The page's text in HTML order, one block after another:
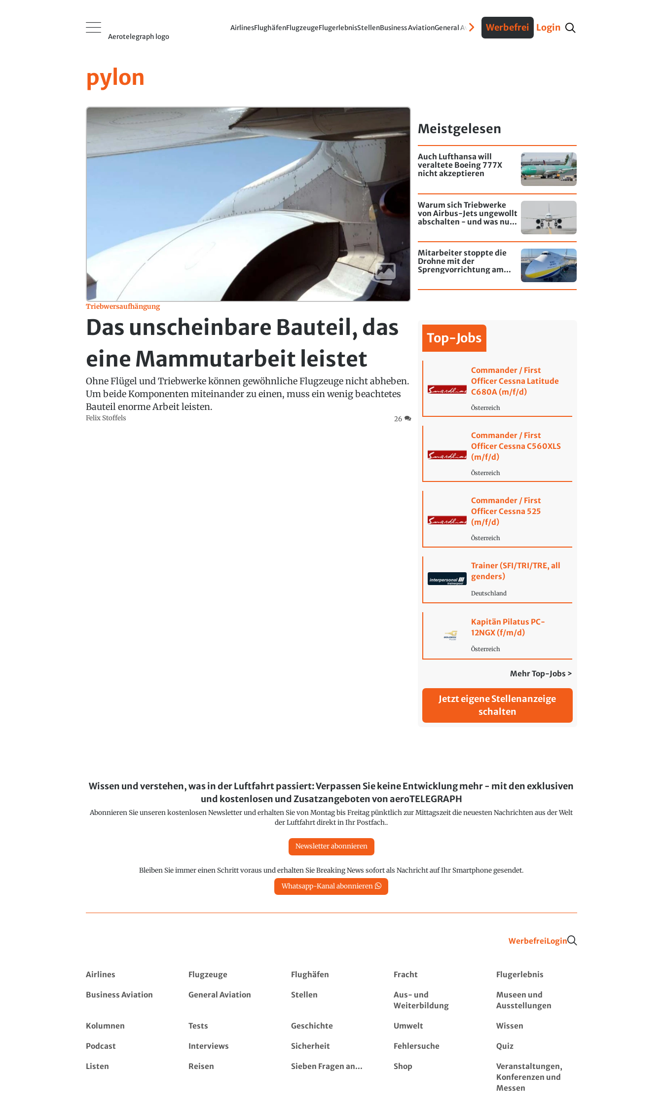
Aerotelegraph logo
AirlinesFlughäfenFlugzeugeFlugerlebnisStellenBusiness AviationGeneral AviationVerteidigungInterviews Fracht
Werbefrei Login
pylon
Triebwersaufhängung
Das unscheinbare Bauteil, das
eine Mammutarbeit leistet
Ohne Flügel und Triebwerke können gewöhnliche Flugzeuge nicht abheben.
Um beide Komponenten miteinander zu einen, muss ein wenig beachtetes
Bauteil enorme Arbeit leisten.
Felix Stoffels 26
Meistgelesen
Auch Lufthansa will
veraltete Boeing 777X
nicht akzeptieren
Warum sich Triebwerke
von Airbus-Jets ungewollt
abschalten - und was nun
Mitarbeiter stoppte die
Drohne mit der
Sprengvorrichtung am
Top-Jobs
Commander / First
Officer Cessna Latitude
C680A (m/f/d)
Österreich
Commander / First
Officer Cessna C560XLS
(m/f/d)
Österreich
Commander / First
Officer Cessna 525
(m/f/d)
Österreich
Trainer (SFI/TRI/TRE, all
genders)
Deutschland
Kapitän Pilatus PC-
12NGX (f/m/d)
Österreich
Mehr Top-Jobs >
Jetzt eigene Stellenanzeige
schalten
Wissen und verstehen, was in der Luftfahrt passiert: Verpassen Sie keine Entwicklung mehr - mit den exklusiven
und kostenlosen und Zusatzangeboten von aeroTELEGRAPH
Abonnieren Sie unseren kostenlosen Newsletter und erhalten Sie von Montag bis Freitag pünktlich zur Mittagszeit die neuesten Nachrichten aus der Welt
der Luftfahrt direkt in Ihr Postfach..
Newsletter abonnieren
Bleiben Sie immer einen Schritt voraus und erhalten Sie Breaking News sofort als Nachricht auf Ihr Smartphone gesendet.
Whatsapp-Kanal abonnieren
WerbefreiLogin
Airlines Flugzeuge Flughäfen Fracht Flugerlebnis
Business Aviation General Aviation Stellen
Aus- und
Weiterbildung
Museen und
Ausstellungen
Kolumnen Tests Geschichte Umwelt Wissen
Podcast Interviews Sicherheit Fehlersuche Quiz
Listen Reisen Sieben Fragen an... Shop
Veranstaltungen,
Konferenzen und
Messen